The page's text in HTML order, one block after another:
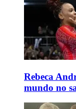
Rebeca
mundo no